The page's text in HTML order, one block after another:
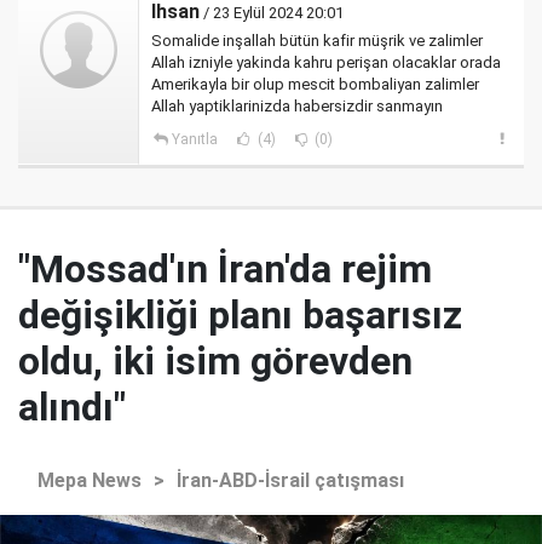
Ihsan / 23 Eylül 2024 20:01
Somalide inşallah bütün kafir müşrik ve zalimler
Allah izniyle yakinda kahru perişan olacaklar orada
Amerikayla bir olup mescit bombaliyan zalimler
Allah yaptiklarinizda habersizdir sanmayın
Yanıtla (4) (0)
"Mossad'ın İran'da rejim
değişikliği planı başarısız
oldu, iki isim görevden
alındı"
Mepa News > İran-ABD-İsrail çatışması